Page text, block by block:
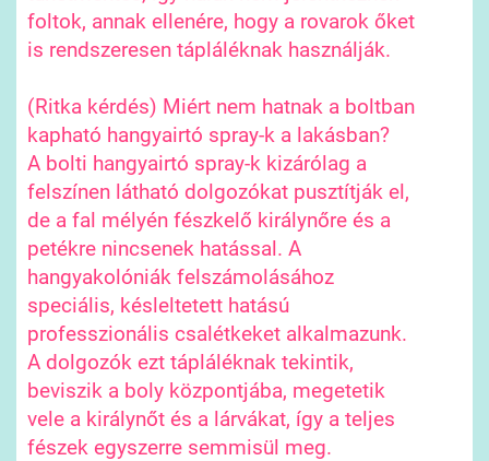
foltok, annak ellenére, hogy a rovarok őket
is rendszeresen tápláléknak használják.
(Ritka kérdés) Miért nem hatnak a boltban
kapható hangyairtó spray-k a lakásban?
A bolti hangyairtó spray-k kizárólag a
felszínen látható dolgozókat pusztítják el,
de a fal mélyén fészkelő királynőre és a
petékre nincsenek hatással. A
hangyakolóniák felszámolásához
speciális, késleltetett hatású
professzionális csalétkeket alkalmazunk.
A dolgozók ezt tápláléknak tekintik,
beviszik a boly központjába, megetetik
vele a királynőt és a lárvákat, így a teljes
fészek egyszerre semmisül meg.